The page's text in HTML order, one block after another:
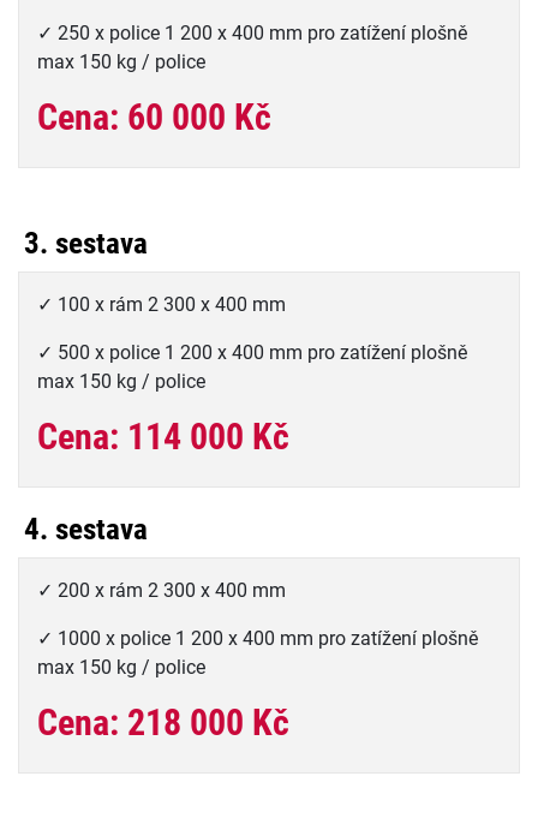
✓ 250 x police 1 200 x 400 mm pro zatížení plošně
max 150 kg / police
Cena: 60 000 Kč
3. sestava
✓ 100 x rám 2 300 x 400 mm
✓ 500 x police 1 200 x 400 mm pro zatížení plošně
max 150 kg / police
Cena: 114 000 Kč
4. sestava
✓ 200 x rám 2 300 x 400 mm
✓ 1000 x police 1 200 x 400 mm pro zatížení plošně
max 150 kg / police
Cena: 218 000 Kč